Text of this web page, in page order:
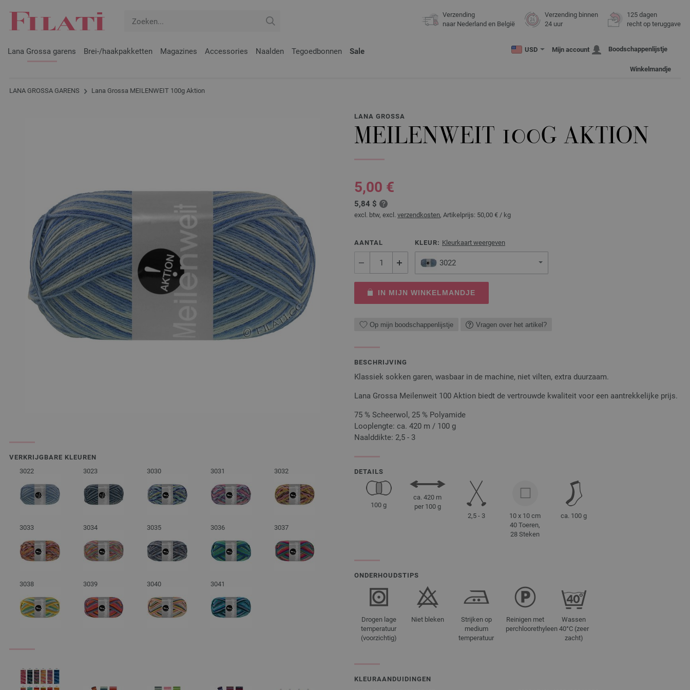
Verzending
naar Nederland en België
Verzending binnen
24 uur
125 dagen
recht op teruggave
Lana Grossa garens Brei-/haakpakketten Magazines Accessories Naalden Tegoedbonnen Sale USD Mijn account Boodschappenlijstje
Winkelmandje
LANA GROSSA GARENS Lana Grossa MEILENWEIT 100g Aktion
VERKRIJGBARE KLEUREN
3022
3023 3030 3031 3032
3033 3034 3035 3036 3037
3038 3039 3040 3041
LANA GROSSA
MEILENWEIT 100G AKTION
5,00 €
5,84 $
excl. btw, excl. verzendkosten, Artikelprijs: 50,00 € / kg
AANTAL KLEUR: Kleurkaart weergeven
3022
IN MIJN WINKELMANDJE
Op mijn boodschappenlijstje Vragen over het artikel?
BESCHRIJVING
Klassiek sokken garen, wasbaar in de machine, niet vilten, extra duurzaam.
Lana Grossa Meilenweit 100 Aktion biedt de vertrouwde kwaliteit voor een aantrekkelijke prijs.
75 % Scheerwol, 25 % Polyamide
Looplengte: ca. 420 m / 100 g
Naalddikte: 2,5 - 3
DETAILS
100 g
ca. 420 m
per 100 g
2,5 - 3
10 x 10 cm
40 Toeren,
28 Steken
ca. 100 g
ONDERHOUDSTIPS
Drogen lage
temperatuur
(voorzichtig)
Niet bleken
Strijken op
medium
temperatuur
Reinigen met
perchloorethyleen
Wassen
40°C (zeer
zacht)
KLEURAANDUIDINGEN